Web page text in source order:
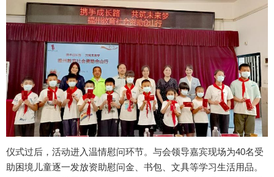
仪式过后，活动进入温情慰问环节。与会领导嘉宾现场为40名受
助困境儿童逐一发放资助慰问金、书包、文具等学习生活用品。